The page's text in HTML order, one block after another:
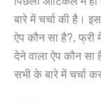
बारे में चर्चा की है।
ऐप कौन सा है?, फ्री
देने वाला ऐप कौन सा
सभी के बारे में चर्चा